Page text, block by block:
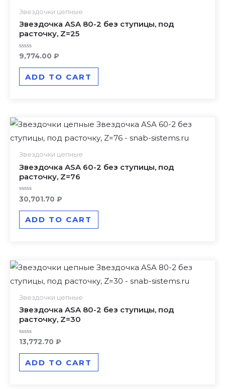
Звездочки цепные
Звездочка ASA 80-2 без ступицы, под
расточку, Z=25
Rated
out
9,774.00 ₽
ADD TO CART
Звездочки цепные
Звездочка ASA 60-2 без ступицы, под
расточку, Z=76
Rated
0
out
30,701.70 ₽
ADD TO CART
Звездочки цепные
Звездочка ASA 80-2 без ступицы, под
расточку, Z=30
Rated
out
13,772.70 ₽
ADD TO CART